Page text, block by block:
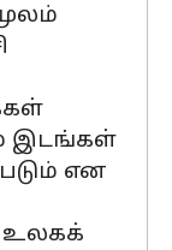
இடங்கள்
என
உலகக்